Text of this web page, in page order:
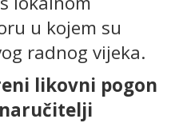
u kojem su
radnog vijeka.
likovni pogon